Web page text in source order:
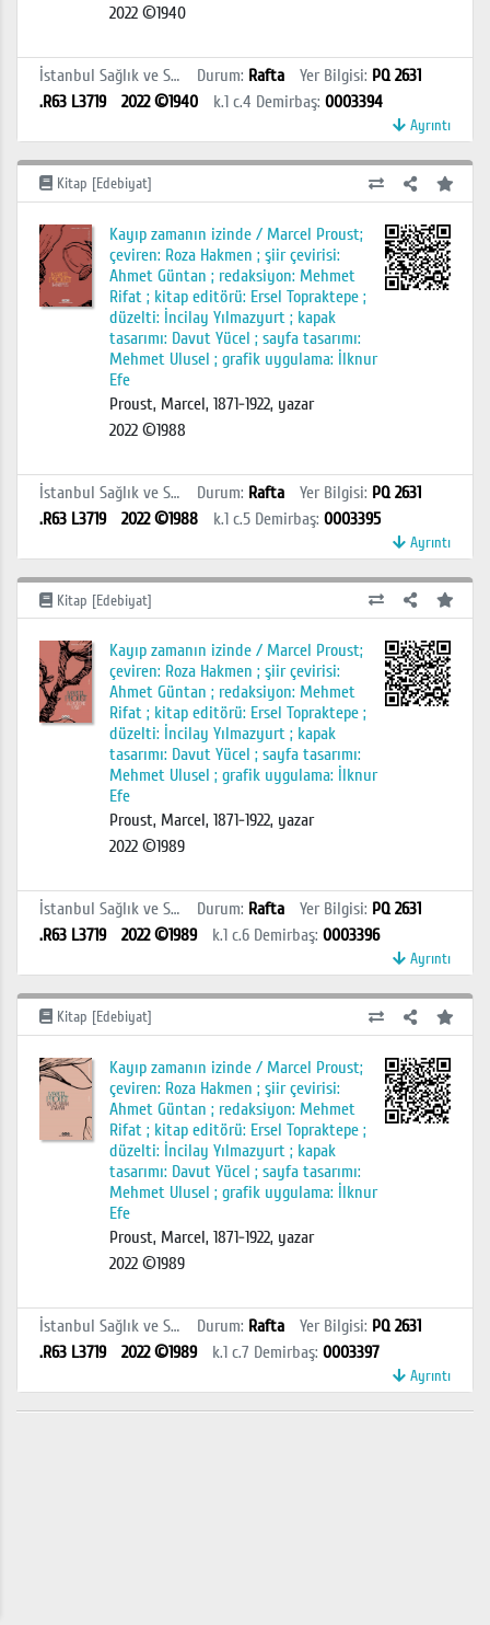
2022 ©1940
İstanbul Sağlık ve Sosyal Bilimler MYO Kütüphanesi Durum: Rafta Yer Bilgisi: PQ 2631
.R63 L3719
2022 ©1940 k.1 c.4 Demirbaş: 0003394
Ayrıntı
Kitap [Edebiyat]
Kayıp zamanın izinde / Marcel Proust;
çeviren: Roza Hakmen ; şiir çevirisi:
Ahmet Güntan ; redaksiyon: Mehmet
Rifat ; kitap editörü: Ersel Topraktepe ;
düzelti: İncilay Yılmazyurt ; kapak
tasarımı: Davut Yücel ; sayfa tasarımı:
Mehmet Ulusel ; grafik uygulama: İlknur
Efe
Proust, Marcel, 1871-1922, yazar
2022 ©1988
İstanbul Sağlık ve Sosyal Bilimler MYO Kütüphanesi Durum: Rafta Yer Bilgisi: PQ 2631
.R63 L3719
2022 ©1988 k.1 c.5 Demirbaş: 0003395
Ayrıntı
Kitap [Edebiyat]
Kayıp zamanın izinde / Marcel Proust;
çeviren: Roza Hakmen ; şiir çevirisi:
Ahmet Güntan ; redaksiyon: Mehmet
Rifat ; kitap editörü: Ersel Topraktepe ;
düzelti: İncilay Yılmazyurt ; kapak
tasarımı: Davut Yücel ; sayfa tasarımı:
Mehmet Ulusel ; grafik uygulama: İlknur
Efe
Proust, Marcel, 1871-1922, yazar
2022 ©1989
İstanbul Sağlık ve Sosyal Bilimler MYO Kütüphanesi Durum: Rafta Yer Bilgisi: PQ 2631
.R63 L3719
2022 ©1989 k.1 c.6 Demirbaş: 0003396
Ayrıntı
Kitap [Edebiyat]
Kayıp zamanın izinde / Marcel Proust;
çeviren: Roza Hakmen ; şiir çevirisi:
Ahmet Güntan ; redaksiyon: Mehmet
Rifat ; kitap editörü: Ersel Topraktepe ;
düzelti: İncilay Yılmazyurt ; kapak
tasarımı: Davut Yücel ; sayfa tasarımı:
Mehmet Ulusel ; grafik uygulama: İlknur
Efe
Proust, Marcel, 1871-1922, yazar
2022 ©1989
İstanbul Sağlık ve Sosyal Bilimler MYO Kütüphanesi Durum: Rafta Yer Bilgisi: PQ 2631
.R63 L3719
2022 ©1989 k.1 c.7 Demirbaş: 0003397
Ayrıntı